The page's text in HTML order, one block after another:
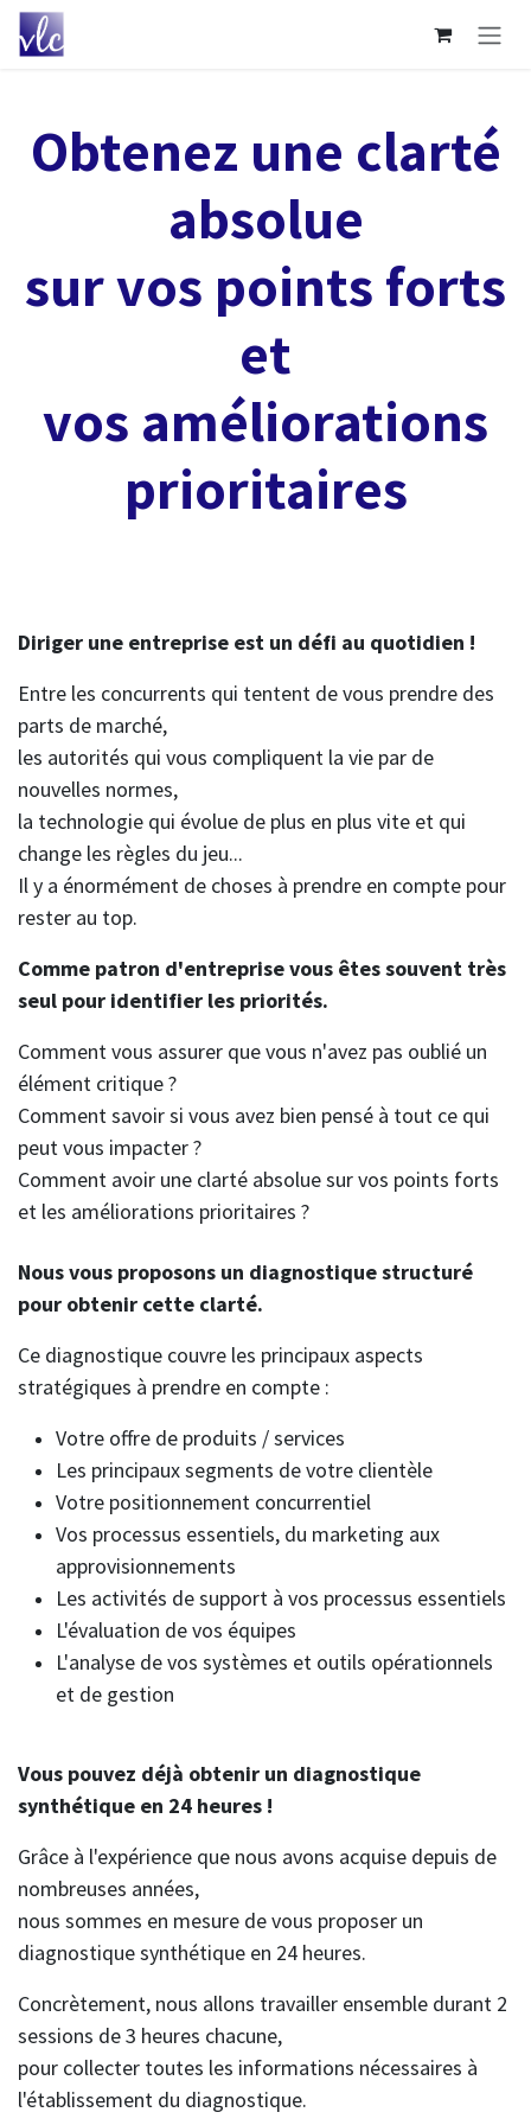
Se rendre au contenu
Obtenez une clarté
absolue
sur vos points forts
et
vos améliorations
prioritaires
Diriger une entreprise est un défi au quotidien !
Entre les concurrents qui tentent de vous prendre des
parts de marché,
les autorités qui vous compliquent la vie par de
nouvelles normes,
la technologie qui évolue de plus en plus vite et qui
change les règles du jeu...
Il y a énormément de choses à prendre en compte pour
rester au top.
Comme patron d'entreprise vous êtes souvent très
seul pour identifier les priorités.
Comment vous assurer que vous n'avez pas oublié un
élément critique ?
Comment savoir si vous avez bien pensé à tout ce qui
peut vous impacter ?
Comment avoir une clarté absolue sur vos points forts
et les améliorations prioritaires ?
Nous vous proposons un diagnostique structuré
pour obtenir cette clarté.
Ce diagnostique couvre les principaux aspects
stratégiques à prendre en compte :
Votre offre de produits / services
Les principaux segments de votre clientèle
Votre positionnement concurrentiel
Vos processus essentiels, du marketing aux
approvisionnements
Les activités de support à vos processus essentiels
L'évaluation de vos équipes
L'analyse de vos systèmes et outils opérationnels
et de gestion
Vous pouvez déjà obtenir un diagnostique
synthétique en 24 heures !
Grâce à l'expérience que nous avons acquise depuis de
nombreuses années,
nous sommes en mesure de vous proposer un
diagnostique synthétique en 24 heures.
Concrètement, nous allons travailler ensemble durant 2
sessions de 3 heures chacune,
pour collecter toutes les informations nécessaires à
l'établissement du diagnostique.